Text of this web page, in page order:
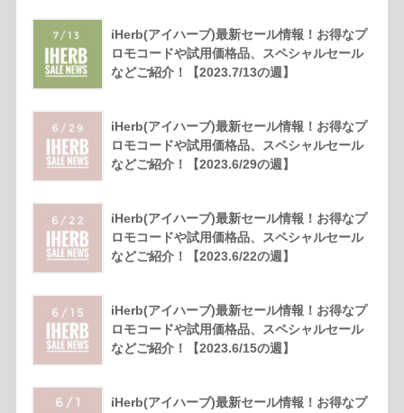
iHerb(アイハーブ)最新セール情報！お得なプ
ロモコードや試用価格品、スペシャルセール
などご紹介！【2023.7/13の週】
iHerb(アイハーブ)最新セール情報！お得なプ
ロモコードや試用価格品、スペシャルセール
などご紹介！【2023.6/29の週】
iHerb(アイハーブ)最新セール情報！お得なプ
ロモコードや試用価格品、スペシャルセール
などご紹介！【2023.6/22の週】
iHerb(アイハーブ)最新セール情報！お得なプ
ロモコードや試用価格品、スペシャルセール
などご紹介！【2023.6/15の週】
iHerb(アイハーブ)最新セール情報！お得なプ